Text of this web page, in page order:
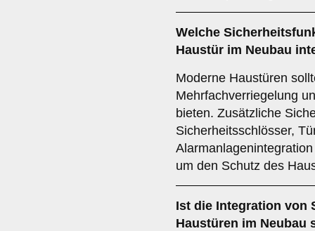
Welche
Haustür im Neubau
Moderne Haustüren
Mehrfachverriegelung
bieten. Zusätzliche
Sicherheitsschlösser,
um den Schutz des
Ist die Integration von
Haustüren im Neubau